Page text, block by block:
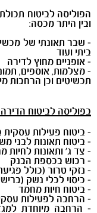
הפוליסה לביטוח
ובין היתר מכסה:
- שבר תאונתי של
ביתי ועוד
- אופניים מחוץ לדירה
- מצלמות, אוספים,
תכשיטים וכן הרחבות
בפוליסה לביטוח
- ביטוח פעילות עסקית
- ביטוח תאונות לבני
- צד ג' ותאונות לחיות
- רכוש בכספת הבנק
- נזקי טרור (כולל
- כיסוי לכלי נשק
- ביטוח חיות מחמד
- הרחבה לפעילות
- הרחבה מיוחדת